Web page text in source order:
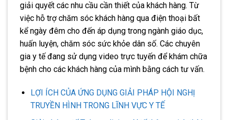
giải quyết các nhu cầu cần thiết của khách hàng. Từ
việc hỗ trợ chăm sóc khách hàng qua điện thoại bất
kể ngày đêm cho đến áp dụng trong ngành giáo dục,
huấn luyện, chăm sóc sức khỏe dân số. Các chuyên
gia y tế đang sử dụng video trực tuyến để khám chữa
bệnh cho các khách hàng của mình bằng cách tư vấn.
LỢI ÍCH CỦA ỨNG DỤNG GIẢI PHÁP HỘI NGHỊ
TRUYỀN HÌNH TRONG LĨNH VỰC Y TẾ